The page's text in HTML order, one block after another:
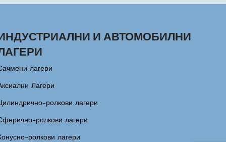
И АВТОМОБИЛНИ
лагери
Лагери
ролкови лагери
ролкови лагери
ролкови лагери